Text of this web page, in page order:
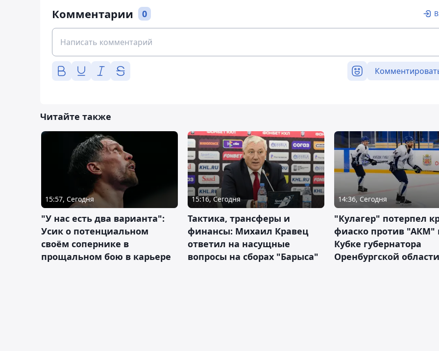
Комментарии 0
Читайте также
15:57, Сегодня
"У нас есть два варианта":
Усик о потенциальном
своём сопернике в
прощальном бою в карьере
15:16, Сегодня
Тактика, трансферы и
финансы: Михаил Кравец
ответил на насущные
вопросы на сборах "Барыса"
14:36, Сегодня
"Кулагер" потерпел
фиаско против "АКМ"
Кубке губернатора
Оренбургской области